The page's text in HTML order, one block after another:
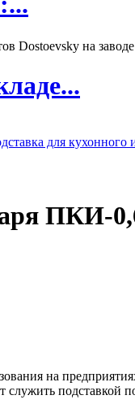
Dostoevsky на
для
ПКИ-
на
служить подставкой